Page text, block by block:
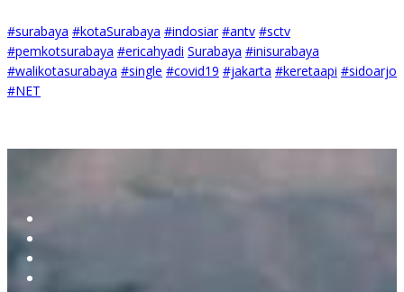
#surabaya #kotaSurabaya #indosiar #antv #sctv
#pemkotsurabaya #ericahyadi Surabaya #inisurabaya
#walikotasurabaya #single #covid19 #jakarta #keretaapi #sidoarjo
#NET